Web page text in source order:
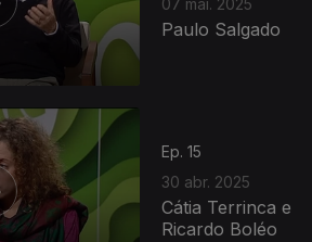
07 mai. 2025
Paulo Salgado
Ep. 15
30 abr. 2025
Cátia Terrinca e
Ricardo Boléo